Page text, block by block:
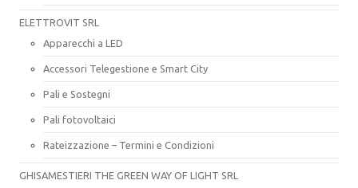
ELETTROVIT SRL
Apparecchi a LED
Accessori Telegestione e Smart City
Pali e Sostegni
Pali fotovoltaici
Rateizzazione – Termini e Condizioni
GHISAMESTIERI THE GREEN WAY OF LIGHT SRL